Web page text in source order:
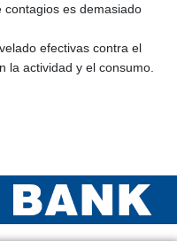
es demasiado
efectivas contra el
la actividad y el consumo.